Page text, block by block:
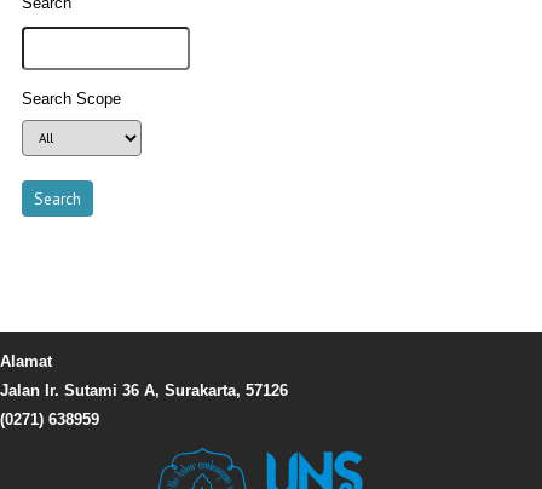
Search
Search Scope
Alamat
Jalan Ir. Sutami 36 A, Surakarta, 57126
(0271) 638959